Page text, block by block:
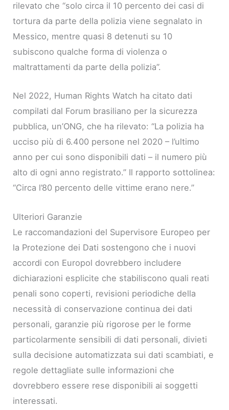
rilevato che “solo circa il 10 percento dei casi di
tortura da parte della polizia viene segnalato in
Messico, mentre quasi 8 detenuti su 10
subiscono qualche forma di violenza o
maltrattamenti da parte della polizia”.
Nel 2022, Human Rights Watch ha citato dati
compilati dal Forum brasiliano per la sicurezza
pubblica, un’ONG, che ha rilevato: “La polizia ha
ucciso più di 6.400 persone nel 2020 – l’ultimo
anno per cui sono disponibili dati – il numero più
alto di ogni anno registrato.” Il rapporto sottolinea:
“Circa l’80 percento delle vittime erano nere.”
Ulteriori Garanzie
Le raccomandazioni del Supervisore Europeo per
la Protezione dei Dati sostengono che i nuovi
accordi con Europol dovrebbero includere
dichiarazioni esplicite che stabiliscono quali reati
penali sono coperti, revisioni periodiche della
necessità di conservazione continua dei dati
personali, garanzie più rigorose per le forme
particolarmente sensibili di dati personali, divieti
sulla decisione automatizzata sui dati scambiati, e
regole dettagliate sulle informazioni che
dovrebbero essere rese disponibili ai soggetti
interessati.